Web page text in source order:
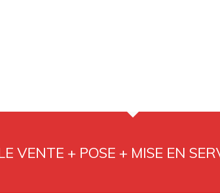
VENTE + POSE + MISE EN